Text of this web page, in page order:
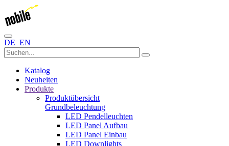
DE EN
Katalog
Neuheiten
Produkte
Produktübersicht
Grundbeleuchtung
LED Pendelleuchten
LED Panel Aufbau
LED Panel Einbau
LED Downlights